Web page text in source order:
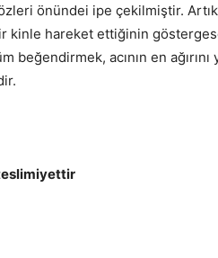
önündei ipe çekilmiştir. Artık
kinle hareket ettiğinin
beğendirmek, acının en